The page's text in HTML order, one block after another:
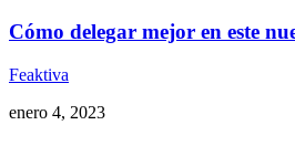
Cómo delegar mejor en este
Feaktiva
enero 4, 2023